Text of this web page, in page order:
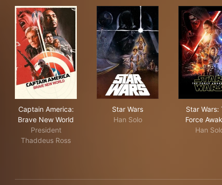
Captain America:
Brave New World
President
Thaddeus Ross
Star Wars
Han Solo
Star Wars:
Force
Han